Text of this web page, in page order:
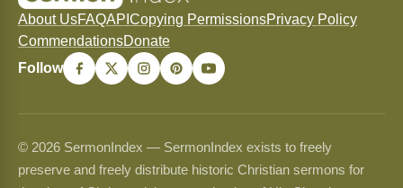
About UsFAQAPI Copying PermissionsPrivacy Policy
CommendationsDonate
Follow
© 2026 SermonIndex — SermonIndex exists to freely
preserve and freely distribute historic Christian sermons for